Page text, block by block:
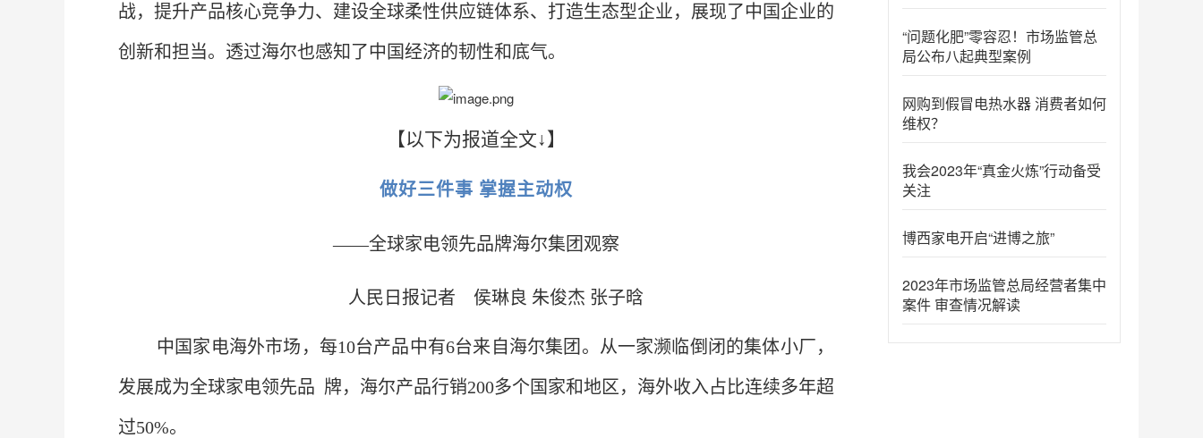
战，提升产品核心竞争力、建设全球柔性供应链体系、打造生态型企业，展现了中国企业的
创新和担当。透过海尔也感知了中国经济的韧性和底气。
【以下为报道全文↓】
做好三件事 掌握主动权
——全球家电领先品牌海尔集团观察
人民日报记者 侯琳良 朱俊杰 张子晗
中国家电海外市场，每10台产品中有6台来自海尔集团。从一家濒临倒闭的集体小厂，
发展成为全球家电领先品 牌，海尔产品行销200多个国家和地区，海外收入占比连续多年超
过50%。
“问题化肥”零容忍！市场监管总
局公布八起典型案例
网购到假冒电热水器 消费者如何
维权？
我会2023年“真金火炼”行动备受
关注
博西家电开启“进博之旅”
2023年市场监管总局经营者集中
案件 审查情况解读